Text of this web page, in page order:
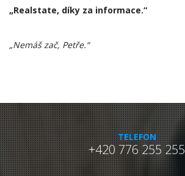
„Realstate, díky za informace.“
„Nemáš zač, Petře.“
TELEFON
+420 776 255 255